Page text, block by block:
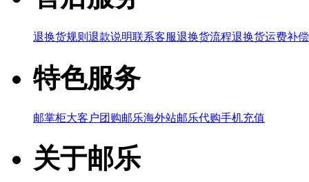
退换货规则 退款说明联系客服退换货流程退换货运费补
特色服务
邮掌柜大客户团购邮乐海外站邮乐代购手机充值
关于邮乐